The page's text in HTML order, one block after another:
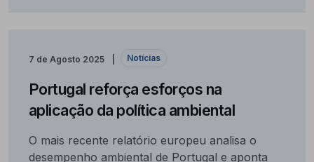
7 de Agosto 2025 Notícias
Portugal reforça esforços na
aplicação da política ambiental
O mais recente relatório europeu analisa o
desempenho ambiental de Portugal e aponta